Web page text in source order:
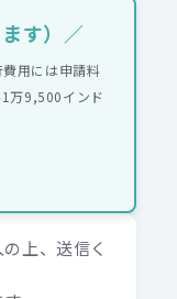
す）／
用には申請料
万9,500インド